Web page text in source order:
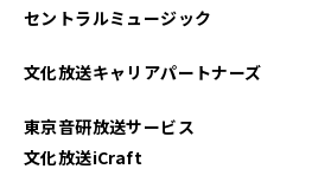
セントラルミュージック
文化放送キャリアパートナーズ
東京音研放送サービス
文化放送iCraft